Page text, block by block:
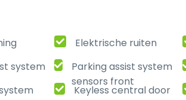
Elektrische ruiten
system
Parking assist system
sensors front
Keyless central door